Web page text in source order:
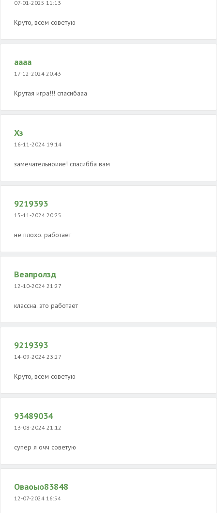
07-01-2025 11:13
Круто, всем советую
аааа
17-12-2024 20:43
Крутая игра!!! спасибааа
Хз
16-11-2024 19:14
замечательноиие! спасибба вам
9219393
15-11-2024 20:25
не плохо. работает
Веапролзд
12-10-2024 21:27
классна. это работает
9219393
14-09-2024 23:27
Круто, всем советую
93489034
13-08-2024 21:12
супер я очч советую
Оваоыо83848
12-07-2024 16:54